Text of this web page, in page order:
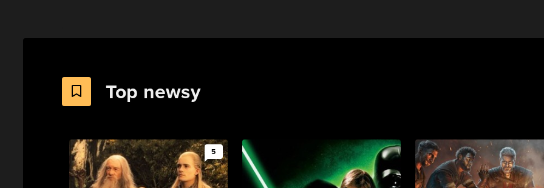
Top newsy
5